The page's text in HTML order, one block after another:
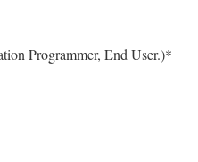
Programmer, End User.)*